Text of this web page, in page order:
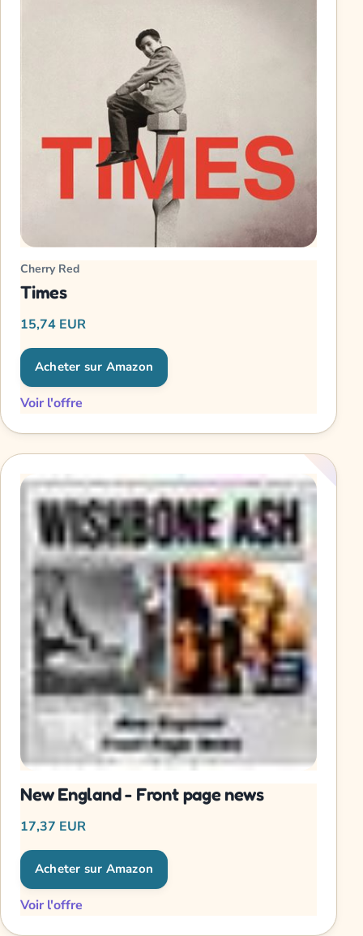
Cherry Red
Times
15,74 EUR
Acheter sur Amazon
Voir l'offre
New England - Front page news
17,37 EUR
Acheter sur Amazon
Voir l'offre